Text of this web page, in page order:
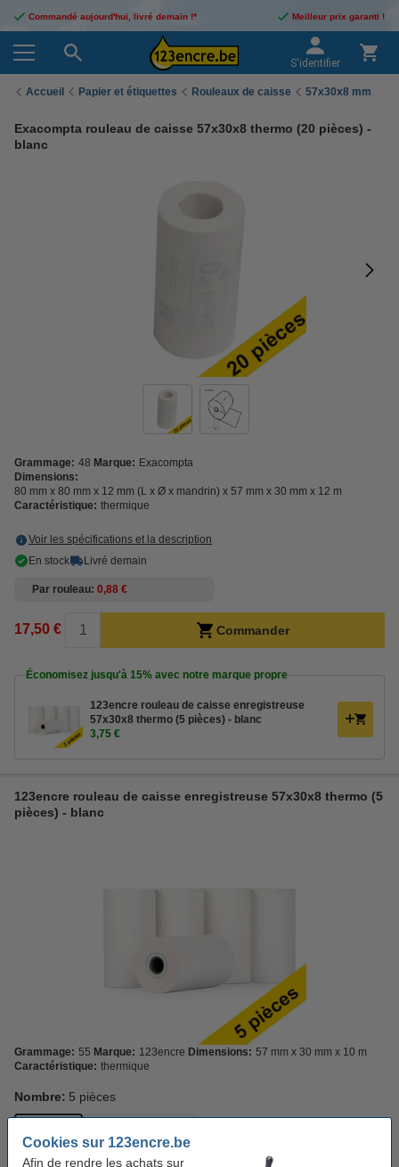
Cookies sur 123encre.be
Afin de rendre les achats sur
Commandé aujourd'hui, livré demain !* Meilleur prix garanti !
S'identifier
Accueil Papier et étiquettes Rouleaux de caisse 57x30x8 mm
Exacompta rouleau de caisse 57x30x8 thermo (20 pièces) -
blanc
Grammage: 48 Marque: Exacompta
Dimensions:
80 mm x 80 mm x 12 mm (L x Ø x mandrin) x 57 mm x 30 mm x 12 m
Caractéristique: thermique
Voir les spécifications et la description
En stock
Livré demain
Par rouleau 0,88 €
17,50 € Commander
Économisez jusqu'à 15% avec notre marque propre
123encre rouleau de caisse enregistreuse
57x30x8 thermo (5 pièces) - blanc
3,75 €
123encre rouleau de caisse enregistreuse 57x30x8 thermo (5
pièces) - blanc
Grammage: 55 Marque: 123encre Dimensions: 57 mm x 30 mm x 10 m
Caractéristique: thermique
Nombre: 5 pièces